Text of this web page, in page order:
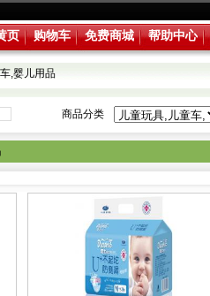
页 购物车 免费商城 帮助中心
,婴儿用品
商品分类